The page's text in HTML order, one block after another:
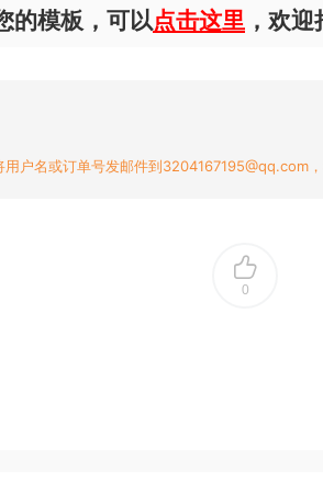
的模板，可以点击这里 ，欢
户名或订单号发邮件到3204167195@qq.com
0